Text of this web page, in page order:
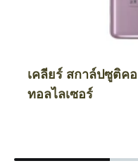
เคลียร์ สกาล์ปซูติค
ทอลไลเซอร์